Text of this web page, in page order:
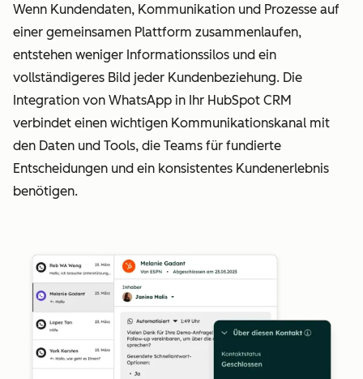
Wenn Kundendaten, Kommunikation und Prozesse auf
einer gemeinsamen Plattform zusammenlaufen,
entstehen weniger Informationssilos und ein
vollständigeres Bild jeder Kundenbeziehung. Die
Integration von WhatsApp in Ihr HubSpot CRM
verbindet einen wichtigen Kommunikationskanal mit
den Daten und Tools, die Teams für fundierte
Entscheidungen und ein konsistentes Kundenerlebnis
benötigen.